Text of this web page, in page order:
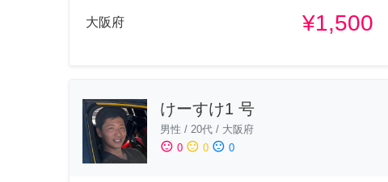
大阪府 ¥1,500
けーすけ1 号
男性 / 20代 / 大阪府
sentiment_satisfied 0 sentiment_neutral 0 sentiment_dissatisfied 0